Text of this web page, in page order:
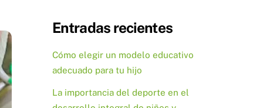
Entradas recientes
Cómo elegir un modelo educativo
adecuado para tu hijo
La importancia del deporte en el